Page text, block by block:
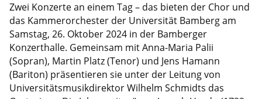
Zwei Konzerte an einem Tag – das bieten der Chor und
das Kammerorchester der Universität Bamberg am
Samstag, 26. Oktober 2024 in der Bamberger
Konzerthalle. Gemeinsam mit Anna-Maria Palii
(Sopran), Martin Platz (Tenor) und Jens Hamann
(Bariton) präsentieren sie unter der Leitung von
Universitätsmusikdirektor Wilhelm Schmidts das